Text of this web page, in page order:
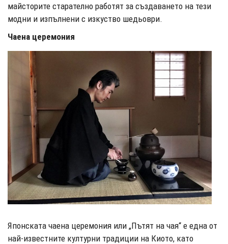
майсторите старателно работят за създаването на тези
модни и изпълнени с изкуство шедьоври.
Чаена церемония
Японската чаена церемония или „Пътят на чая“ е една от
най-известните културни традиции на Киото, като